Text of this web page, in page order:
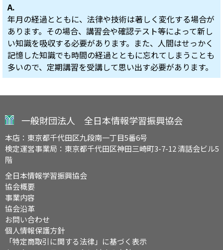
A.
年月の経過とともに、法律や技術は著しく変化する場合が
あります。その場合、講習会や確認テスト等によって新し
い知識を吸収する必要があります。また、人間はせっかく
記憶した知識でも時間の経過とともに忘れてしまうことも
多いので、定期講習を受講して思い出す必要があります。
一般財団法人 全日本情報学習振興協会
本店：東京都千代田区九段南一丁目5番6号
検定運営事業局：東京都千代田区神田三崎町3-7-12 清話会ビル5
階
全日本情報学習振興協会
協会概要
事業内容
協会沿革
お問い合わせ
個人情報保護方針
「特定商取引に関する法律」に基づく表示